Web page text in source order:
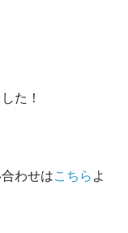
た！
わせはこちら よ